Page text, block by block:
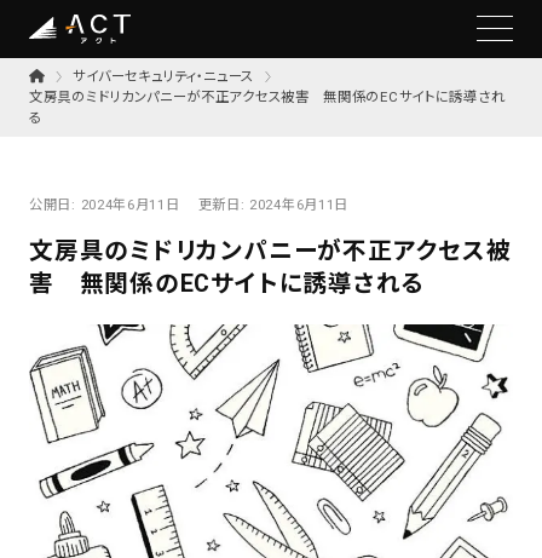
サイバーセキュリティ・ニュース
文房具のミドリカンパニーが不正アクセス被害 無関係のECサイトに誘導され
る
公開日: 2024年6月11日 更新日: 2024年6月11日
文房具のミドリカンパニーが不正アクセス被
害 無関係のECサイトに誘導される